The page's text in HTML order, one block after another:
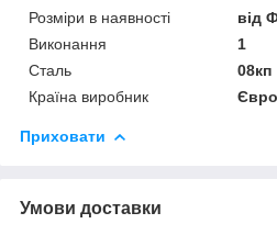
Розміри в наявності
від
Виконання
1
Сталь
08кп
Країна виробник
Приховати
Умови доставки